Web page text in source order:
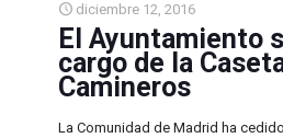
diciembre 12, 2016
El Ayuntamiento
cargo de la
Camineros
La Comunidad de Madrid ha